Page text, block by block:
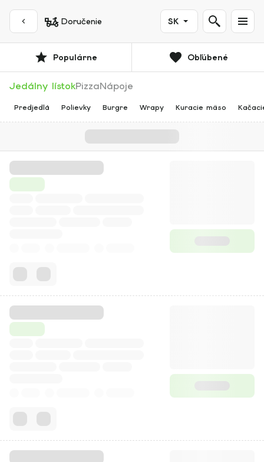
Doručenie SK
Populárne Obľúbené
Jedálny lístokPizzaNápoje
Predjedlá Polievky Burgre Wrapy Kuracie mäso